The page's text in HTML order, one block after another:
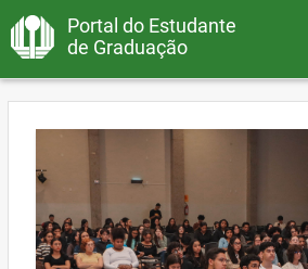
Portal do Estudante
de Graduação